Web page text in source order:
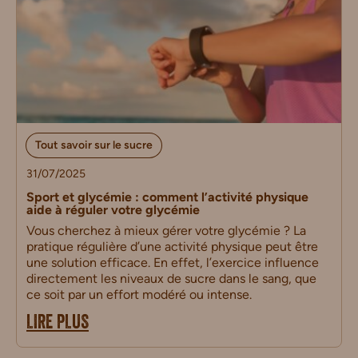
Tout savoir sur le sucre
31/07/2025
Sport et glycémie : comment l’activité physique
aide à réguler votre glycémie
Vous cherchez à mieux gérer votre glycémie ? La
pratique régulière d’une activité physique peut être
une solution efficace. En effet, l’exercice influence
directement les niveaux de sucre dans le sang, que
ce soit par un effort modéré ou intense.
LIRE PLUS